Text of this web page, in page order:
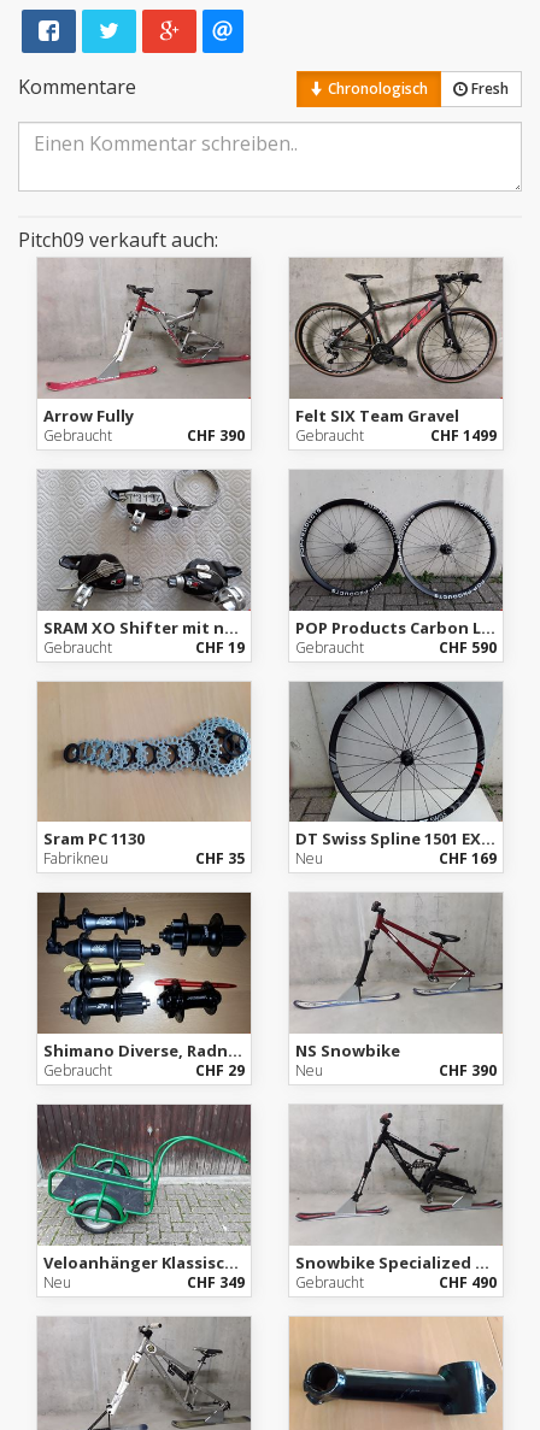
Kommentare Chronologisch Fresh
Pitch09 verkauft auch:
Arrow Fully
Gebraucht CHF 390
Felt SIX Team Gravel
Gebraucht CHF 1499
SRAM XO Shifter mit neuem Kabel, guter Zustand.
Gebraucht CHF 19
POP Products Carbon Laufradsatz 27.5, 1.55Kg
Gebraucht CHF 590
Sram PC 1130
Fabrikneu CHF 35
DT Swiss Spline 1501 EX, 27.5, 110x20
Neu CHF 169
Shimano Diverse, Radnaben
Gebraucht CHF 29
NS Snowbike
Neu CHF 390
Veloanhänger Klassischer Anhänger
Neu CHF 349
Snowbike Specialized Big Hit Snowbike
Gebraucht CHF 490